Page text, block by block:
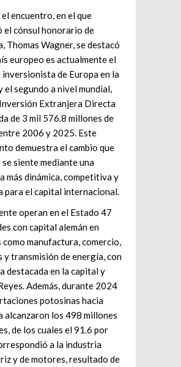
encuentro, en el que
el cónsul honorario de
Thomas Wagner, se destacó
europeo es actualmente el
de Europa en la
el segundo a nivel mundial,
Extranjera Directa
de 3 mil 576.8 millones de
2006 y 2025. Este
demuestra el cambio que
se siente mediante una
más dinámica, competitiva y
para el capital internacional.
operan en el Estado 47
con capital alemán en
manufactura, comercio,
y transmisión de energía, con
destacada en la capital y
Además, durante 2024
potosinas hacia
alcanzaron los 498 millones
de los cuales el 91.6 por
a la industria
y de motores, resultado de